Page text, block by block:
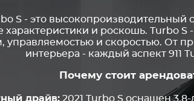
S - это высокопроизводительный
и роскошь. Turbo S
управляемостью и скоростью. От
интерьера - каждый аспект 911
Почему стоит
драйв:2021 Turbo S оснащен